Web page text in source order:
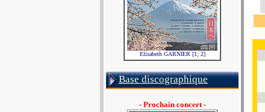
Elisabeth GARNIER [1; 2]
Base discographique
- Prochain concert -